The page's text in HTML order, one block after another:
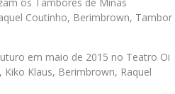
Coutinho, Berimbrown, Tambor
em maio de 2015 no Teatro Oi
Klaus, Berimbrown, Raquel